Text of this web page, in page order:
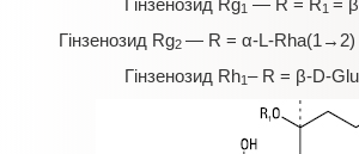
Гінзенозид Rg1 — R = R1 =
Гінзенозид Rg2 — R = α-L-Rha(1→2)
Гінзенозид Rh1 – R = β-D-